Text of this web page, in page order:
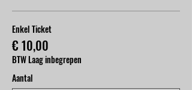
Enkel Ticket
€ 10,00
BTW Laag inbegrepen
Aantal